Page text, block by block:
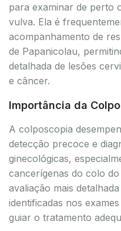
para examinar de perto
vulva. Ela é
acompanhamento de
de Papanicolau,
detalhada de lesões
e câncer.
Importância da
A colposcopia
detecção precoce e
ginecológicas,
cancerígenas do colo
avaliação mais
identificadas nos
guiar o tratamento